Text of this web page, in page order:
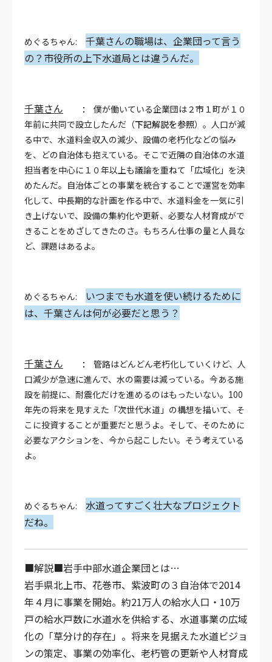
めぐるちゃん: 千葉さんの職場は、企業団って言う
の？市役所の上下水道局とは違うんだ。
千葉さん : 僕が働いている企業団は２市１町が１０
年前に共同で設立したんだ（下記解説を参照）。人口が減
る中で、水道料金収入の減少、設備の老朽化などの悩み
を、どの自治体も抱えている。そこで近隣の自治体の水道
担当者を中心に１０年以上も議論を重ねて「広域化」を決
めたんだ。自治体ごとの事業を統合することで運営を効率
化して、中長期的な計画を作る中で、水道料金を一気に引
き上げないで、設備の集約化や更新、必要な人材育成がで
きることをめざしてきたのさ。もちろん仕事の量と人員な
ど、課題はあるよ。
めぐるちゃん: いつまでも水道を使い続けるために
は、千葉さんは何が必要だと思う？
千葉さん : 管路はどんどん老朽化していくけど、人
口減少が急速に進んで、水の需要は減っている。今ある施
設を前提に、耐震化だけを進めるのはもったいない。100
年先の将来を見すえた「次世代水道」の構想を描いて、そ
こに投資することが重要だと思うよ。そして、そのために
必要なアクションを、今から起こしたい。そう考えている
よ。
めぐるちゃん: 水道ってすごく壮大なプロジェクト
だね。
■解説■岩手中部水道企業団とは…
岩手県北上市、花巻市、紫波町の３自治体で2014
年４月に事業を開始。約21万人の給水人口・10万
戸の給水戸数に水道水を供給する、水道事業の広域
化の「草分け的存在」。将来を見据えた水道ビジョ
ンの策定、事業の効率化、老朽管の更新や人材育成